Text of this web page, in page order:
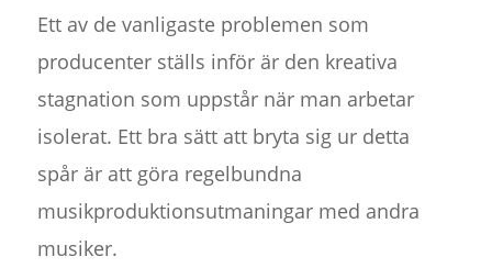
Ett av de vanligaste problemen som
producenter ställs inför är den kreativa
stagnation som uppstår när man arbetar
isolerat. Ett bra sätt att bryta sig ur detta
spår är att göra regelbundna
musikproduktionsutmaningar med andra
musiker.